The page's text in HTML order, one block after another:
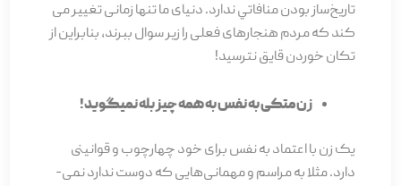
تاريخ‌ساز بودن منافاتي ندارد. دنیای ما تنها زمانی تغییر می­‌
کند که مردم هنجارهای فعلی را زیر سوال ببرند، بنابراین از
تکان خوردن قایق نترسید!
زن متکی به نفس به همه چیز بله نمی­گوید!
یک زن با اعتماد به نفس برای خود چهارچوب‌ و قوانینی
دارد. مثلا به مراسم و مهمانی­‌هایی که دوست ندارد نمی‌­